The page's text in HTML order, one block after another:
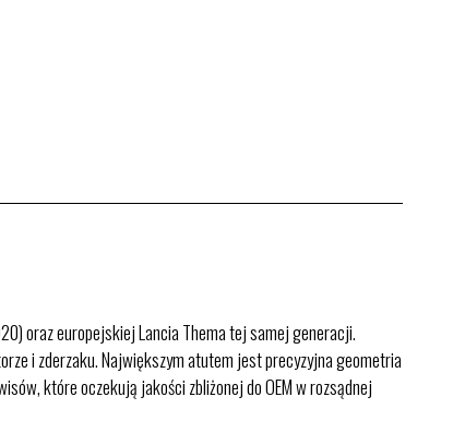
oraz europejskiej Lancia Thema tej samej generacji.
i zderzaku. Największym atutem jest precyzyjna geometria
które oczekują jakości zbliżonej do OEM w rozsądnej